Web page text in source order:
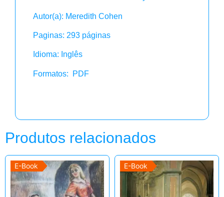
Autor(a): Meredith Cohen
Paginas: 293 páginas
Idioma: Inglês
Formatos: PDF
Produtos relacionados
E-Book E-Book